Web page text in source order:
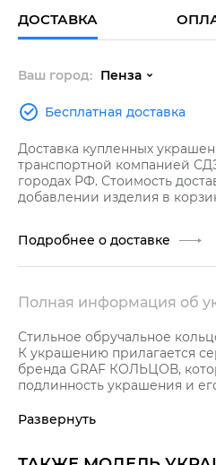
ДОСТАВКА
Ваш город: Пенза
Бесплатная доставка
Доставка купленных
транспортной компанией
городах РФ. Стоимость
добавлении изделия в
Подробнее о доставке
Полная информация об
Стильное обручальное
К украшению прилагается
бренда GRAF КОЛЬЦОВ,
подлинность украшения и
Развернуть